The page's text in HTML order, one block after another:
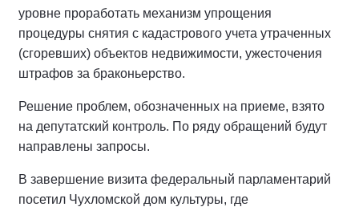
уровне проработать механизм упрощения
процедуры снятия с кадастрового учета утраченных
(сгоревших) объектов недвижимости, ужесточения
штрафов за браконьерство.
Решение проблем, обозначенных на приеме, взято
на депутатский контроль. По ряду обращений будут
направлены запросы.
В завершение визита федеральный парламентарий
посетил Чухломской дом культуры, где